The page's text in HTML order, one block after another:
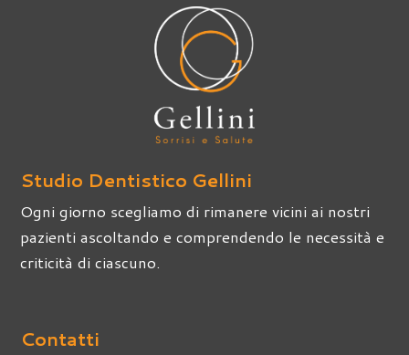
Studio Dentistico Gellini
Ogni giorno scegliamo di rimanere vicini ai nostri
pazienti ascoltando e comprendendo le necessità e
criticità di ciascuno.
Contatti